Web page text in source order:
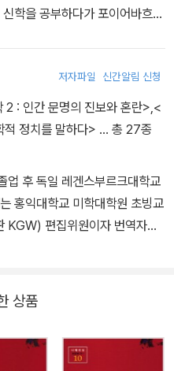
학을 공부하다가 포이어바흐와
위스 바젤대학교에 초빙될 만큼
스 바젤대학교에서 고전문헌학
화되면서 교수직을 그만두었
우울증까지 앓았지만 10년간
내며 종교, 도덕 및 당대의 문화,
. 그러던 중 1889년 초부터 정
이마르에서 생을 마감했다. 니
고 한 그는 인간을 끊임없이 능
적인 규범과 신앙을 뛰어넘어 새
한다. 니체의 이런 철학은 바로
저자파일 신간알림 신청
2 : 인간 문명의 진보와 혼란> <
적 정치를 말하다> … 총 27종
업 후 독일 레겐스부르크대학교
홍익대학교 미학대학원 초빙교
KGW) 편집위원이자 번역자이
<차라투스트라는 이렇게 말했다
. 네이버 지식백과 《우상의 황
, 《도덕의 계보》, 《유고》의 해
상품